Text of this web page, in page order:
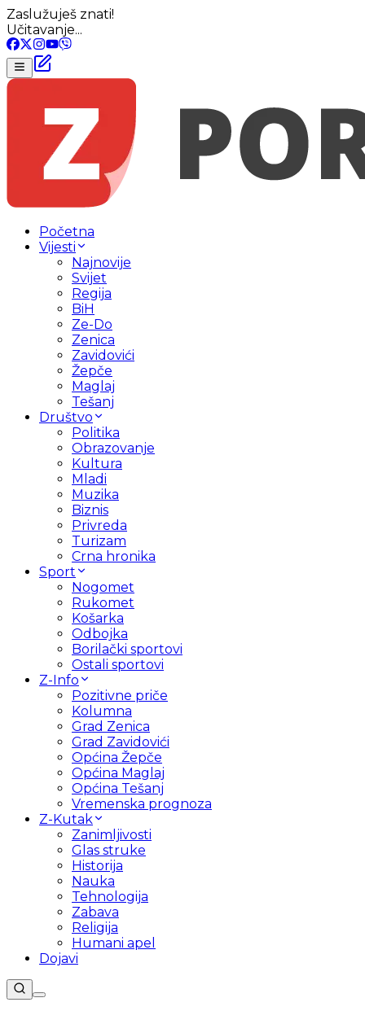
Zaslužuješ znati!
Učitavanje...
Početna
Vijesti
Najnovije
Svijet
Regija
BiH
Ze-Do
Zenica
Zavidovići
Žepče
Maglaj
Tešanj
Društvo
Politika
Obrazovanje
Kultura
Mladi
Muzika
Biznis
Privreda
Turizam
Crna hronika
Sport
Nogomet
Rukomet
Košarka
Odbojka
Borilački sportovi
Ostali sportovi
Z-Info
Pozitivne priče
Kolumna
Grad Zenica
Grad Zavidovići
Općina Žepče
Općina Maglaj
Općina Tešanj
Vremenska prognoza
Z-Kutak
Zanimljivosti
Glas struke
Historija
Nauka
Tehnologija
Zabava
Religija
Humani apel
Dojavi